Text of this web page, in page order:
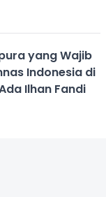
yang Wajib
Indonesia di
Ilhan Fandi